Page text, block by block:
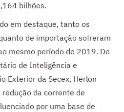
bilhões.
em destaque, tanto os
de importação sofreram
mesmo período de 2019. De
de Inteligência e
Exterior da Secex, Herlon
da corrente de
por uma base de